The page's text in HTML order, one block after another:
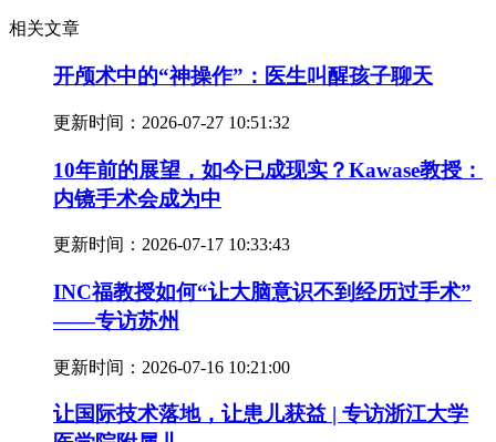
相关文章
开颅术中的“神操作”：医生叫醒孩子聊天
更新时间： 2026-07-27 10:51:32
10年前的展望，如今已成现实？Kawase教授：
内镜手术会成为中
更新时间： 2026-07-17 10:33:43
INC福教授如何“让大脑意识不到经历过手术”
——专访苏州
更新时间： 2026-07-16 10:21:00
让国际技术落地，让患儿获益 | 专访浙江大学